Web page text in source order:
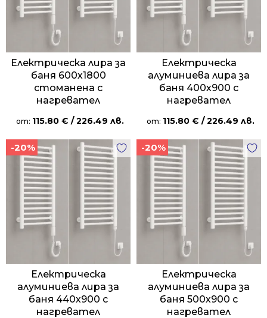
Електрическа лира за
баня 600х1800
стоманена с
нагревател
от: 115.80 € / 226.49 лв.
Електрическа
алуминиева лира за
баня 400х900 с
нагревател
от: 115.80 € / 226.49 лв.
-20%
Електрическа
алуминиева лира за
баня 440х900 с
нагревател
-20%
Електрическа
алуминиева лира за
баня 500х900 с
нагревател